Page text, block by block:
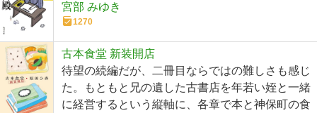
宮部 みゆき
1270
古本食堂 新装開店
待望の続編だが、二冊目ならではの難しさも感じ
た。もともと兄の遺した古書店を年若い姪と一緒
に経営するという縦軸に、各章で本と神保町の食